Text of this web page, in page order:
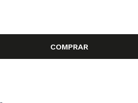
COMPRAR